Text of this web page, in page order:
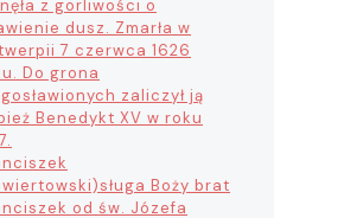
z gorliwości o
dusz. Zmarła w
7 czerwca 1626
Do grona
zaliczył ją
Benedykt XV w roku
sługa Boży brat
od św. Józefa